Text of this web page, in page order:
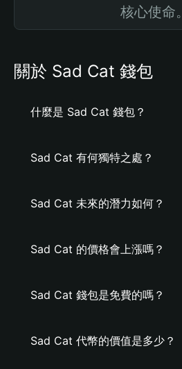
核心使命。
關於 Sad Cat 錢包
什麼是 Sad Cat 錢包？
Sad Cat 有何獨特之處？
Sad Cat 未來的潛力如何？
Sad Cat 的價格會上漲嗎？
Sad Cat 錢包是免費的嗎？
Sad Cat 代幣的價值是多少？